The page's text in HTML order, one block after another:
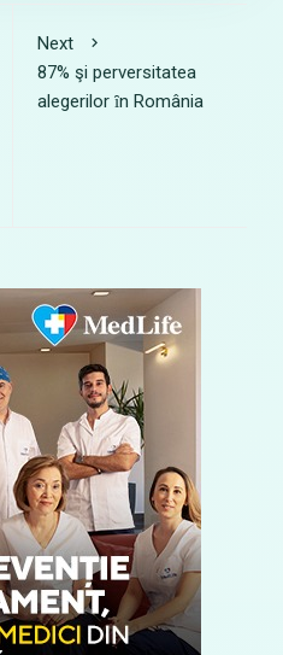
Next
87% şi perversitatea
alegerilor ȋn România